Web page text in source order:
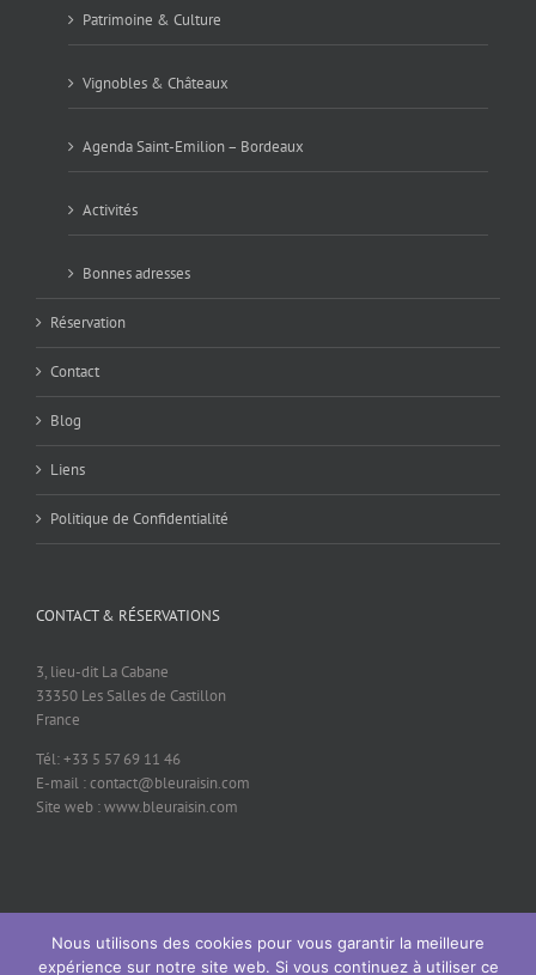
Patrimoine & Culture
Vignobles & Châteaux
Agenda Saint-Emilion – Bordeaux
Activités
Bonnes adresses
Réservation
Contact
Blog
Liens
Politique de Confidentialité
CONTACT & RÉSERVATIONS
3, lieu-dit La Cabane
33350 Les Salles de Castillon
France
Tél: +33 5 57 69 11 46
E-mail : contact@bleuraisin.com
Site web : www.bleuraisin.com
© 2026 Bleu Raisin - contact@bleuraisin.com - +33 (0)5 57 69 11 46
Nous utilisons des cookies pour vous garantir la meilleure
expérience sur notre site web. Si vous continuez à utiliser ce